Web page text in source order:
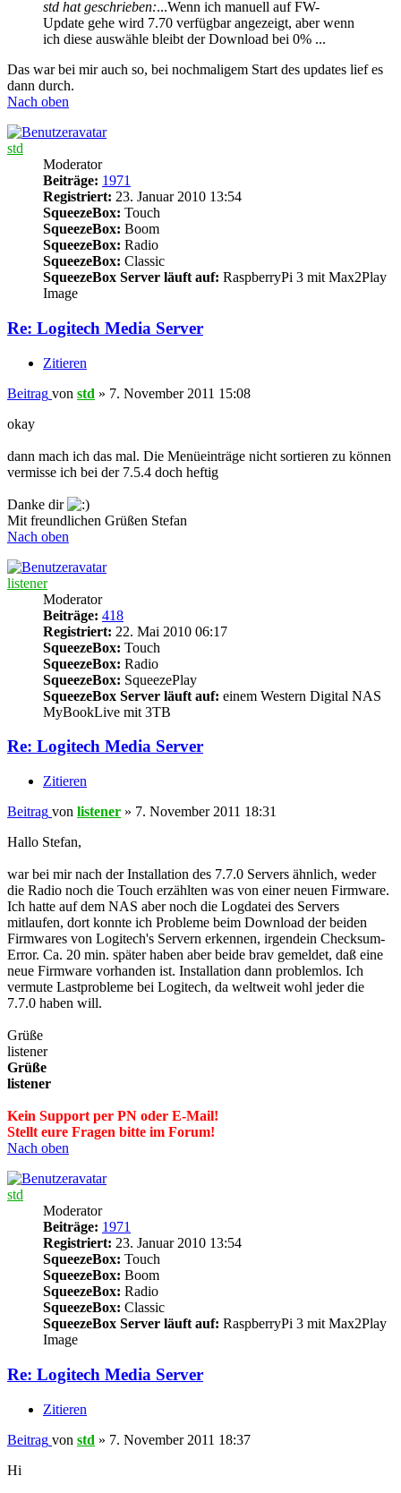
std hat geschrieben:...Wenn ich manuell auf FW-
Update gehe wird 7.70 verfügbar angezeigt, aber wenn
ich diese auswähle bleibt der Download bei 0% ...
Das war bei mir auch so, bei nochmaligem Start des updates lief es
dann durch.
Nach oben
std
Moderator
Beiträge: 1971
Registriert: 23. Januar 2010 13:54
SqueezeBox: Touch
SqueezeBox: Boom
SqueezeBox: Radio
SqueezeBox: Classic
SqueezeBox Server läuft auf: RaspberryPi 3 mit Max2Play
Image
Re: Logitech Media Server
Zitieren
Beitrag von std » 7. November 2011 15:08
okay
dann mach ich das mal. Die Menüeinträge nicht sortieren zu können
vermisse ich bei der 7.5.4 doch heftig
Danke dir
Mit freundlichen Grüßen Stefan
Nach oben
listener
Moderator
Beiträge: 418
Registriert: 22. Mai 2010 06:17
SqueezeBox: Touch
SqueezeBox: Radio
SqueezeBox: SqueezePlay
SqueezeBox Server läuft auf: einem Western Digital NAS
MyBookLive mit 3TB
Re: Logitech Media Server
Zitieren
Beitrag von listener » 7. November 2011 18:31
Hallo Stefan,
war bei mir nach der Installation des 7.7.0 Servers ähnlich, weder
die Radio noch die Touch erzählten was von einer neuen Firmware.
Ich hatte auf dem NAS aber noch die Logdatei des Servers
mitlaufen, dort konnte ich Probleme beim Download der beiden
Firmwares von Logitech's Servern erkennen, irgendein Checksum-
Error. Ca. 20 min. später haben aber beide brav gemeldet, daß eine
neue Firmware vorhanden ist. Installation dann problemlos. Ich
vermute Lastprobleme bei Logitech, da weltweit wohl jeder die
7.7.0 haben will.
Grüße
listener
Grüße
listener
Kein Support per PN oder E-Mail!
Stellt eure Fragen bitte im Forum!
Nach oben
std
Moderator
Beiträge: 1971
Registriert: 23. Januar 2010 13:54
SqueezeBox: Touch
SqueezeBox: Boom
SqueezeBox: Radio
SqueezeBox: Classic
SqueezeBox Server läuft auf: RaspberryPi 3 mit Max2Play
Image
Re: Logitech Media Server
Zitieren
Beitrag von std » 7. November 2011 18:37
Hi